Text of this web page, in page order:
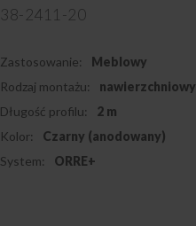
38-2411-20
Zastosowanie:
Meblowy
Rodzaj montażu:
nawierzchniowy
Długość profilu:
2 m
Kolor:
Czarny (anodowany)
System:
ORRE+